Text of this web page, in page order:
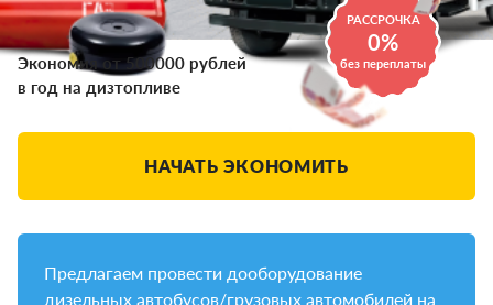
РАССРОЧКА
0%
без переплаты
Экономия от 500000 рублей
в год на дизтопливе
НАЧАТЬ ЭКОНОМИТЬ
Предлагаем провести дооборудование
дизельных автобусов/грузовых автомобилей на